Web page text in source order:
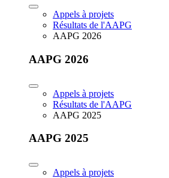
Appels à projets
Résultats de l'AAPG
AAPG 2026
AAPG 2026
Appels à projets
Résultats de l'AAPG
AAPG 2025
AAPG 2025
Appels à projets